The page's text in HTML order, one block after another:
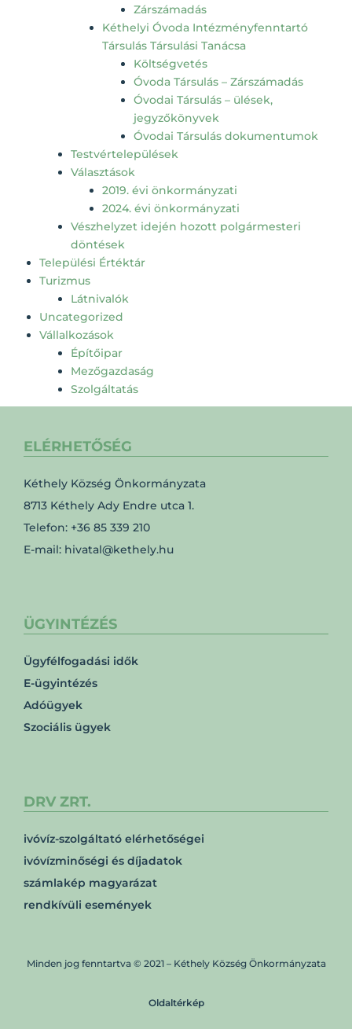
Zárszámadás
Kéthelyi Óvoda Intézményfenntartó
Társulás Társulási Tanácsa
Költségvetés
Óvoda Társulás – Zárszámadás
Óvodai Társulás – ülések,
jegyzőkönyvek
Óvodai Társulás dokumentumok
Testvértelepülések
Választások
2019. évi önkormányzati
2024. évi önkormányzati
Vészhelyzet idején hozott polgármesteri
döntések
Települési Értéktár
Turizmus
Látnivalók
Uncategorized
Vállalkozások
Építőipar
Mezőgazdaság
Szolgáltatás
ELÉRHETŐSÉG
Kéthely Község Önkormányzata
8713 Kéthely Ady Endre utca 1.
Telefon: +36 85 339 210
E-mail: hivatal@kethely.hu
ÜGYINTÉZÉS
Ügyfélfogadási idők
E-ügyintézés
Adóügyek
Szociális ügyek
DRV ZRT.
ivóvíz-szolgáltató elérhetőségei
ivóvízminőségi és díjadatok
számlakép magyarázat
rendkívüli események
Minden jog fenntartva © 2021 – Kéthely Község Önkormányzata
Oldaltérkép